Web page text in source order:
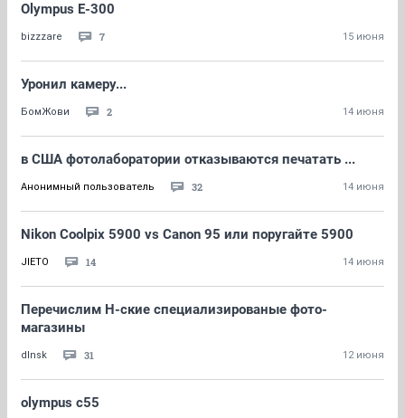
Olympus E-300
bizzzare 7 15 июня
Уронил камеру...
БомЖови 2 14 июня
в США фотолаборатории отказываются печатать ...
Анонимный пользователь 32 14 июня
Nikon Coolpix 5900 vs Canon 95 или поругайте 5900
JIETO 14 14 июня
Перечислим Н-ские специализированые фото-
магазины
dlnsk 31 12 июня
olympus c55